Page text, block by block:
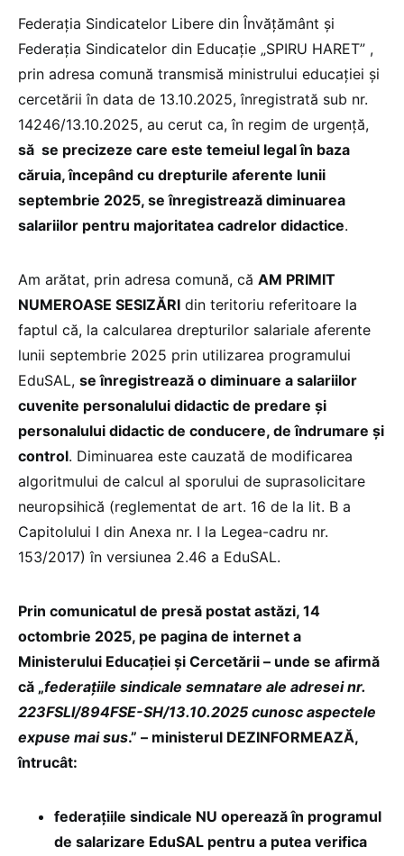
Federația Sindicatelor Libere din Învățământ și
Federația Sindicatelor din Educație „SPIRU HARET” ,
prin adresa comună transmisă ministrului educației și
cercetării în data de 13.10.2025, înregistrată sub nr.
14246/13.10.2025, au cerut ca, în regim de urgență,
să se precizeze care este temeiul legal în baza
căruia, începând cu drepturile aferente lunii
septembrie 2025, se înregistrează diminuarea
salariilor pentru majoritatea cadrelor didactice.
Am arătat, prin adresa comună, că AM PRIMIT
NUMEROASE SESIZĂRI din teritoriu referitoare la
faptul că, la calcularea drepturilor salariale aferente
lunii septembrie 2025 prin utilizarea programului
EduSAL, se înregistrează o diminuare a salariilor
cuvenite personalului didactic de predare și
personalului didactic de conducere, de îndrumare și
control. Diminuarea este cauzată de modificarea
algoritmului de calcul al sporului de suprasolicitare
neuropsihică (reglementat de art. 16 de la lit. B a
Capitolului I din Anexa nr. I la Legea-cadru nr.
153/2017) în versiunea 2.46 a EduSAL.
Prin comunicatul de presă postat astăzi, 14
octombrie 2025, pe pagina de internet a
Ministerului Educației și Cercetării – unde se afirmă
că „federațiile sindicale semnatare ale adresei nr.
223FSLI/894FSE-SH/13.10.2025 cunosc aspectele
expuse mai sus.” – ministerul DEZINFORMEAZĂ,
întrucât:
federațiile sindicale NU operează în programul
de salarizare EduSAL pentru a putea verifica